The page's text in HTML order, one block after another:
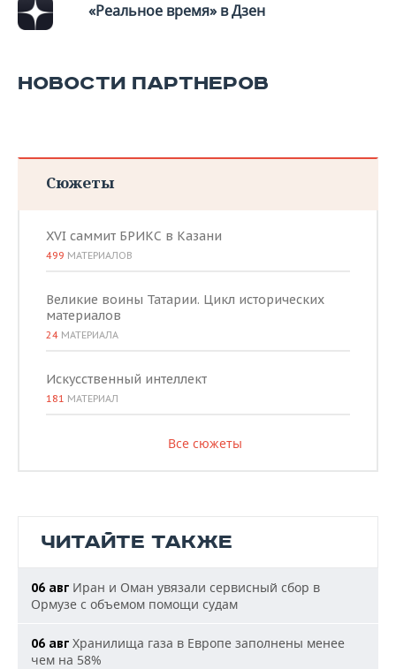
«Реальное время» в Дзен
НОВОСТИ ПАРТНЕРОВ
Сюжеты
XVI саммит БРИКС в Казани
499 МАТЕРИАЛОВ
Великие воины Татарии. Цикл исторических
материалов
24 МАТЕРИАЛА
Искусственный интеллект
181 МАТЕРИАЛ
Все сюжеты
ЧИТАЙТЕ ТАКЖЕ
06 авг Иран и Оман увязали сервисный сбор в
Ормузе с объемом помощи судам
06 авг Хранилища газа в Европе заполнены менее
чем на 58%